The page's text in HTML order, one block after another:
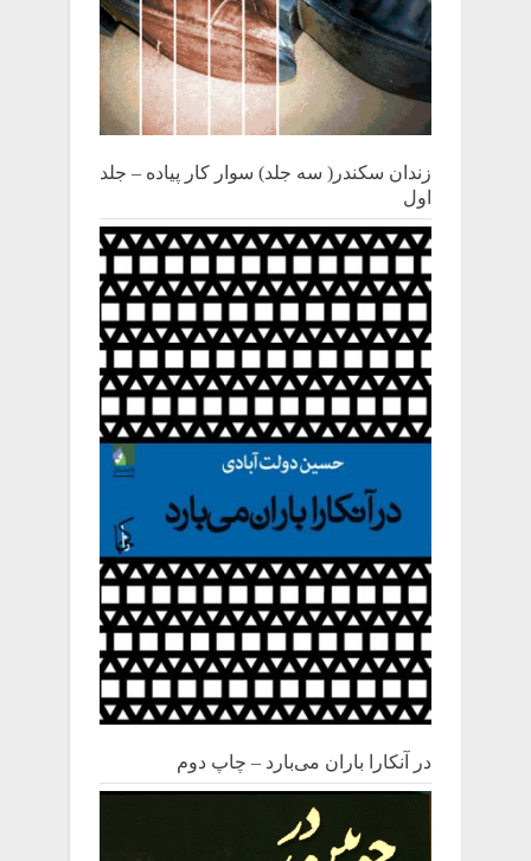
زندان سکندر( سه جلد) سوار کار پیاده – جلد
اول
در آنکارا باران می‌بارد – چاپ دوم